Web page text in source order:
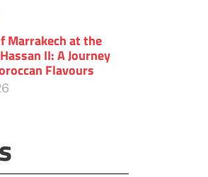
Marrakech at the
II: A Journey
Flavours